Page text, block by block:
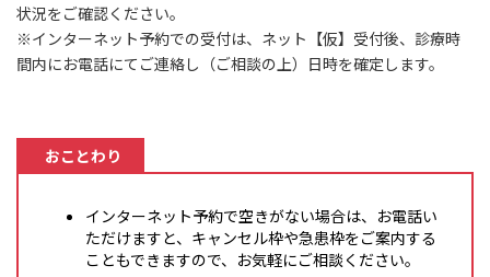
状況をご確認ください。
※インターネット予約での受付は、ネット【仮】受付後、診療時
間内にお電話にてご連絡し（ご相談の上）日時を確定します。
おことわり
インターネット予約で空きがない場合は、お電話い
ただけますと、キャンセル枠や急患枠をご案内する
こともできますので、お気軽にご相談ください。